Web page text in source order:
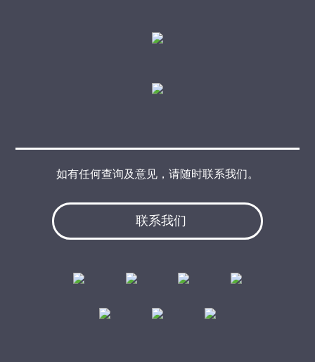
联系我们
如有任何查询及意见，请随时联系我们。